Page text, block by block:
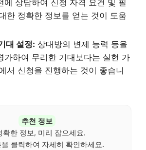
에 상담하여 신청 자격 요건 및 필
한 정확한 정보를 얻는 것이 도움
대 설정: 상대방의 변제 능력 등을
가하여 무리한 기대보다는 실현 가
서 신청을 진행하는 것이 좋습니
추천 정보
확한 정보, 미리 잡으세요.
클릭하여 자세히 확인하세요.